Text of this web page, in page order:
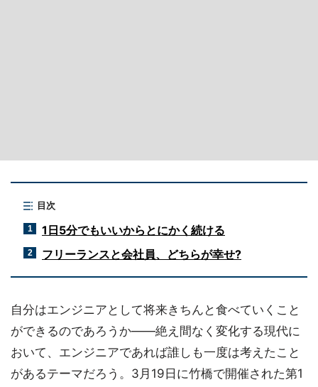
目次
1 1日5分でもいいからとにかく続ける
2 フリーランスと会社員、どちらが幸せ?
自分はエンジニアとして将来きちんと食べていくこと
ができるのであろうか――絶え間なく変化する現代に
おいて、エンジニアであれば誰しも一度は考えたこと
があるテーマだろう。3月19日に竹橋で開催された第1